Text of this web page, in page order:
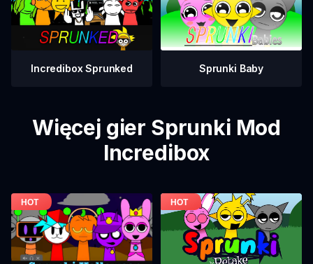
Incredibox Sprunked Sprunki Baby
Więcej gier Sprunki Mod
Incredibox